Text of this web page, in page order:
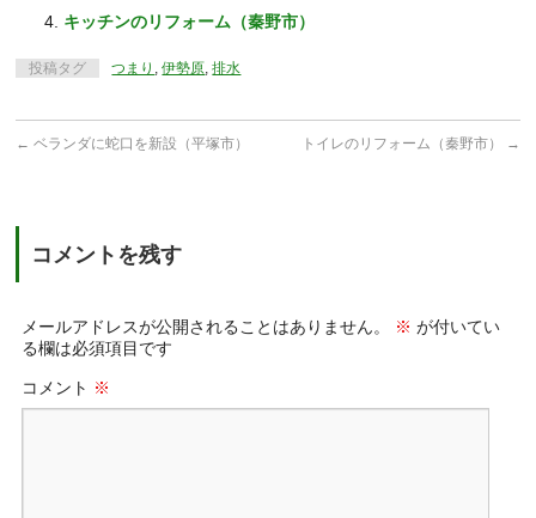
キッチンのリフォーム（秦野市）
投稿タグ つまり ,伊勢原,排水
← ベランダに蛇口を新設（平塚市） トイレのリフォーム（秦野市） →
コメントを残す
メールアドレスが公開されることはありません。 ※ が付いてい
る欄は必須項目です
コメント ※